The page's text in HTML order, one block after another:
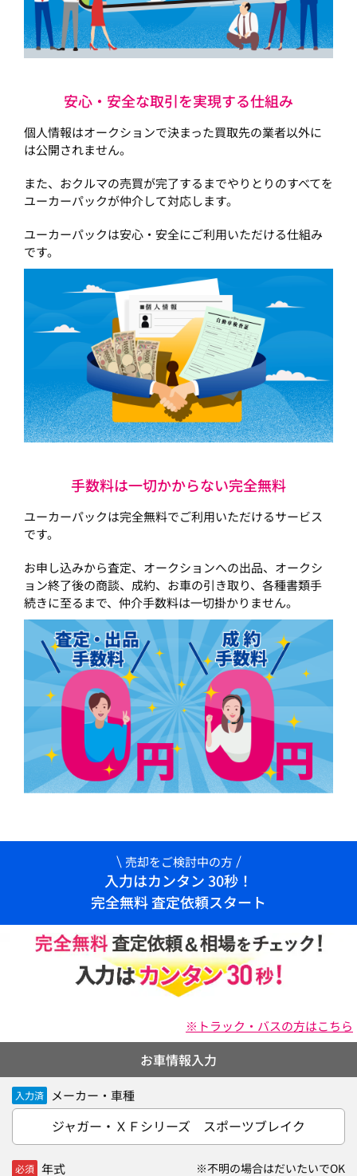
安心・安全な取引を実現する仕組み
個人情報はオークションで決まった買取先の業者以外に
は公開されません。
また、おクルマの売買が完了するまでやりとりのすべてを
ユーカーパックが仲介して対応します。
ユーカーパックは安心・安全にご利用いただける仕組み
です。
手数料は一切かからない完全無料
ユーカーパックは完全無料でご利用いただけるサービス
です。
お申し込みから査定、オークションへの出品、オークシ
ョン終了後の商談、成約、お車の引き取り、各種書類手
続きに至るまで、仲介手数料は一切掛かりません。
売却をご検討中の方
入力はカンタン 30秒！
完全無料 査定依頼スタート
※トラック・バスの方はこちら
お車情報入力
入力済 メーカー・車種
ジャガー・ＸＦシリーズ スポーツブレイク
必須 年式 ※不明の場合はだいたいでOK